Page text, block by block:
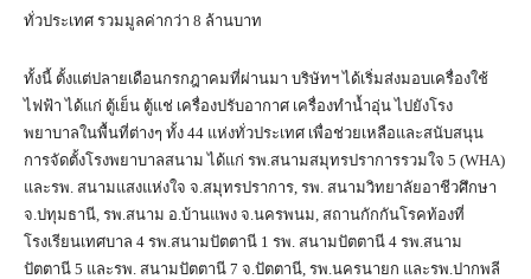
ทั่วประเทศ รวมมูลค่ากว่า 8 ล้านบาท
ทั้งนี้ ตั้งแต่ปลายเดือนกรกฎาคมที่ผ่านมา บริษัทฯ ได้เริ่มส่งมอบเครื่องใช้
ไฟฟ้า ได้แก่ ตู้เย็น ตู้แช่ เครื่องปรับอากาศ เครื่องทำน้ำอุ่น ไปยังโรง
พยาบาลในพื้นที่ต่างๆ ทั้ง 44 แห่งทั่วประเทศ เพื่อช่วยเหลือและสนับสนุน
การจัดตั้งโรงพยาบาลสนาม ได้แก่ รพ.สนามสมุทรปราการรวมใจ 5 (WHA)
และรพ. สนามแสงแห่งใจ จ.สมุทรปราการ, รพ. สนามวิทยาลัยอาชีวศึกษา
จ.ปทุมธานี, รพ.สนาม อ.บ้านแพง จ.นครพนม, สถานกักกันโรคท้องที่
โรงเรียนเทศบาล 4 รพ.สนามปัตตานี 1 รพ. สนามปัตตานี 4 รพ.สนาม
ปัตตานี 5 และรพ. สนามปัตตานี 7 จ.ปัตตานี, รพ.นครนายก และรพ.ปากพลี